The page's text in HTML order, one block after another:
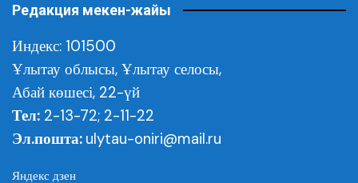
Редакция мекен-жайы
Индекс: 101500
Ұлытау облысы, Ұлытау селосы,
Абай көшесі, 22-үй
Тел: 2-13-72; 2-11-22
Эл.пошта: ulytau-oniri@mail.ru
Яндекс дзен